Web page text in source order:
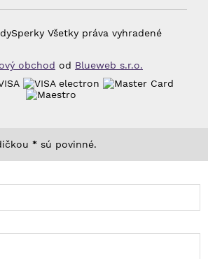
Všetky práva vyhradené
obchod od Blueweb s.r.o.
* sú povinné.